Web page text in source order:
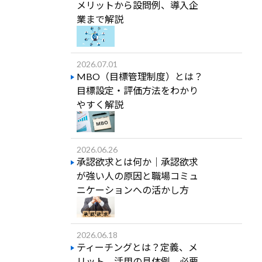
メリットから設問例、導入企
業まで解説
2026.07.01
MBO（目標管理制度）とは？
目標設定・評価方法をわかり
やすく解説
2026.06.26
承認欲求とは何か｜承認欲求
が強い人の原因と職場コミュ
ニケーションへの活かし方
2026.06.18
ティーチングとは？定義、メ